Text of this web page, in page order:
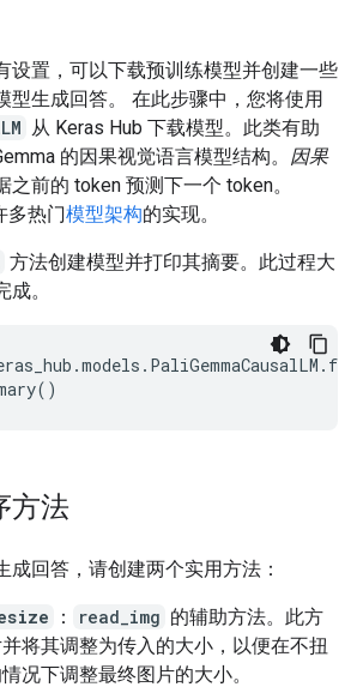
设置，可以下载预训练模型并创建一些
型生成回答。 在此步骤中，您将使用
从 Keras Hub 下载模型。此类有助
的因果视觉语言模型结构。 因果
之前的 token 预测下一个 token。
多热门模型架构的实现。
方法创建模型并打印其摘要。此过程大
。
方法
成回答，请创建两个实用方法：
： read_img 的辅助方法。此方
将其调整为传入的大小，以便在不扭
况下调整最终图片的大小。